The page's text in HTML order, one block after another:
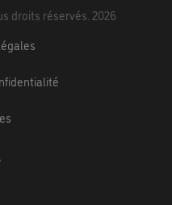
droits réservés. 2026